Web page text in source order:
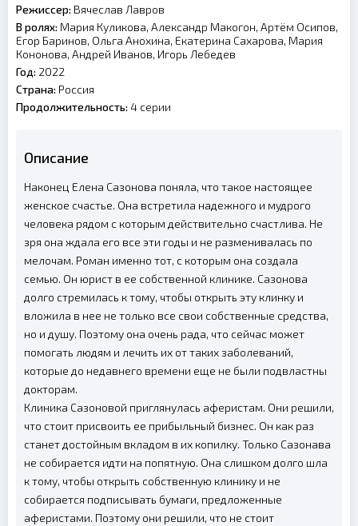
Режиссер: Вячеслав Лавров
В ролях: Мария Куликова, Александр Макогон, Артём Осипов,
Егор Баринов, Ольга Анохина, Екатерина Сахарова, Мария
Кононова, Андрей Иванов, Игорь Лебедев
Год: 2022
Страна: Россия
Продолжительность: 4 серии
Описание
Наконец Елена Сазонова поняла, что такое настоящее
женское счастье. Она встретила надежного и мудрого
человека рядом с которым действительно счастлива. Не
зря она ждала его все эти годы и не разменивалась по
мелочам. Роман именно тот, с которым она создала
семью. Он юрист в ее собственной клинике. Сазонова
долго стремилась к тому, чтобы открыть эту клинку и
вложила в нее не только все свои собственные средства,
но и душу. Поэтому она очень рада, что сейчас может
помогать людям и лечить их от таких заболеваний,
которые до недавнего времени еще не были подвластны
докторам.
Клиника Сазоновой приглянулась аферистам. Они решили,
что стоит присвоить ее прибыльный бизнес. Он как раз
станет достойным вкладом в их копилку. Только Сазонава
не собирается идти на попятную. Она слишком долго шла
к тому, чтобы открыть собственную клинику и не
собирается подписывать бумаги, предложенные
аферистами. Поэтому они решили, что не стоит